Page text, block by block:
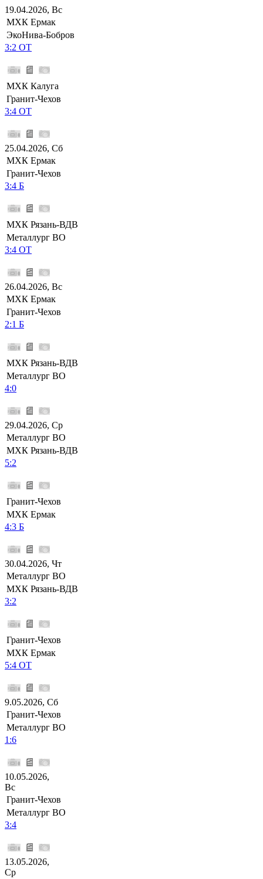
19.04.2026, Вс
МХК Ермак
ЭкоНива-Бобров
3:2 ОТ
МХК Калуга
Гранит-Чехов
3:4 ОТ
25.04.2026, Сб
МХК Ермак
Гранит-Чехов
3:4 Б
МХК Рязань-ВДВ
Металлург ВО
3:4 ОТ
26.04.2026, Вс
МХК Ермак
Гранит-Чехов
2:1 Б
МХК Рязань-ВДВ
Металлург ВО
4:0
29.04.2026, Ср
Металлург ВО
МХК Рязань-ВДВ
5:2
Гранит-Чехов
МХК Ермак
4:3 Б
30.04.2026, Чт
Металлург ВО
МХК Рязань-ВДВ
3:2
Гранит-Чехов
МХК Ермак
5:4 ОТ
9.05.2026, Сб
Гранит-Чехов
Металлург ВО
1:6
10.05.2026,
Вс
Гранит-Чехов
Металлург ВО
3:4
13.05.2026,
Ср